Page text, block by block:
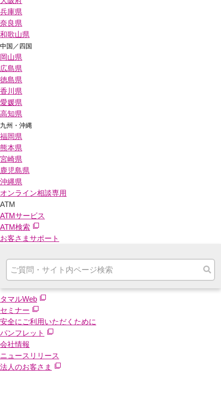
兵庫県
奈良県
和歌山県
中国／四国
岡山県
広島県
徳島県
香川県
愛媛県
高知県
九州・沖縄
福岡県
熊本県
宮崎県
鹿児島県
沖縄県
オンライン相談専用
ATM
ATMサービス
ATM検索
お客さまサポート
タマルWeb
セミナー
安全にご利用いただくために
パンフレット
会社情報
ニュースリリース
法人のお客さま